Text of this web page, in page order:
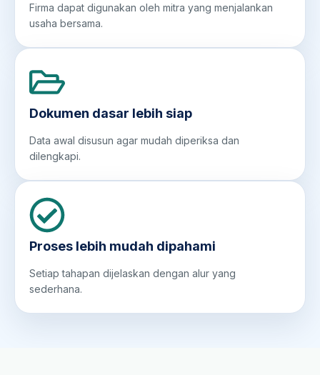
Firma dapat digunakan oleh mitra yang menjalankan
usaha bersama.
Dokumen dasar lebih siap
Data awal disusun agar mudah diperiksa dan
dilengkapi.
Proses lebih mudah dipahami
Setiap tahapan dijelaskan dengan alur yang
sederhana.